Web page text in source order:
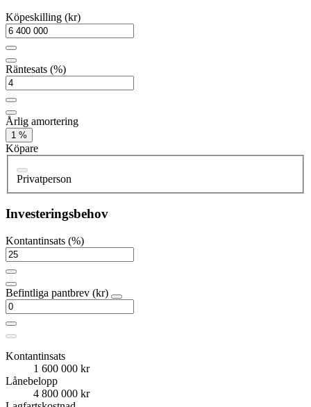
Köpeskilling (kr)
Räntesats (%)
Årlig amortering
1 %
Köpare
Privatperson
Investeringsbehov
Kontantinsats (%)
Befintliga pantbrev (kr)
Kontantinsats
1 600 000 kr
Lånebelopp
4 800 000 kr